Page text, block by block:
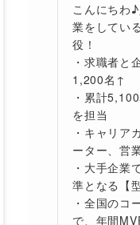
こんにちわ
業をしてい
役！
・求職者と
1,200名↑
・累計
を担当
・キャリア
ーター、営
・大手企業
準となる【
・全国のコ
で、年間